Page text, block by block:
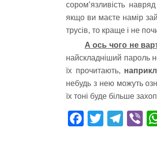
сором’язливість
якщо ви маєте намір
трусів, то краще і не
А ось чого не
найскладніший пароль
їх прочитають,
небудь з нею можуть
їх тоні буде більше
Fa T
Te